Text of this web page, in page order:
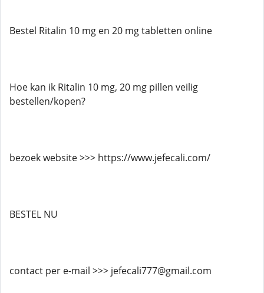
Bestel Ritalin 10 mg en 20 mg tabletten online
Hoe kan ik Ritalin 10 mg, 20 mg pillen veilig
bestellen/kopen?
bezoek website >>> https://www.jefecali.com/
BESTEL NU
contact per e-mail >>> jefecali777@gmail.com